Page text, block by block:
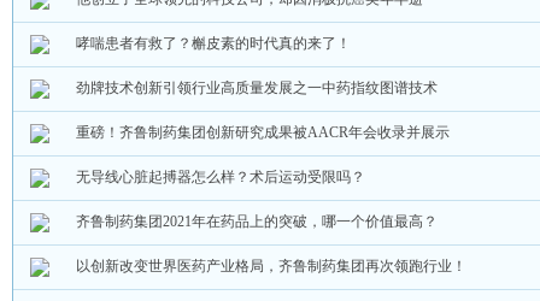
哮喘患者有救了？槲皮素的时代真的来了！
劲牌技术创新引领行业高质量发展之一中药指纹图谱技术
重磅！齐鲁制药集团创新研究成果被AACR年会收录并展示
无导线心脏起搏器怎么样？术后运动受限吗？
齐鲁制药集团2021年在药品上的突破，哪一个价值最高？
以创新改变世界医药产业格局，齐鲁制药集团再次领跑行业！